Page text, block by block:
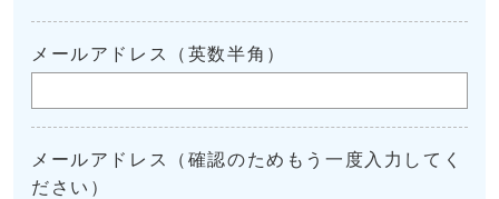
メールアドレス（英数半角）
メールアドレス（確認のためもう一度入力してく
ださい）